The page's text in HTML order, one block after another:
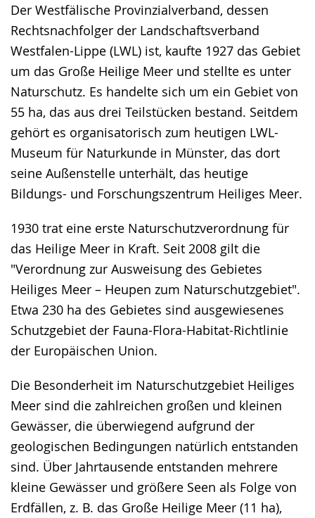
Der Westfälische Provinzialverband, dessen
Rechtsnachfolger der Landschaftsverband
Westfalen-Lippe (LWL) ist, kaufte 1927 das Gebiet
um das Große Heilige Meer und stellte es unter
Naturschutz. Es handelte sich um ein Gebiet von
55 ha, das aus drei Teilstücken bestand. Seitdem
gehört es organisatorisch zum heutigen LWL-
Museum für Naturkunde in Münster, das dort
seine Außenstelle unterhält, das heutige
Bildungs- und Forschungszentrum Heiliges Meer.
1930 trat eine erste Naturschutzverordnung für
das Heilige Meer in Kraft. Seit 2008 gilt die
"Verordnung zur Ausweisung des Gebietes
Heiliges Meer – Heupen zum Naturschutzgebiet".
Etwa 230 ha des Gebietes sind ausgewiesenes
Schutzgebiet der Fauna-Flora-Habitat-Richtlinie
der Europäischen Union.
Die Besonderheit im Naturschutzgebiet Heiliges
Meer sind die zahlreichen großen und kleinen
Gewässer, die überwiegend aufgrund der
geologischen Bedingungen natürlich entstanden
sind. Über Jahrtausende entstanden mehrere
kleine Gewässer und größere Seen als Folge von
Erdfällen, z. B. das Große Heilige Meer (11 ha),
wechseln.
Deutscher
Gebärdensprache
wird
angezeigt.